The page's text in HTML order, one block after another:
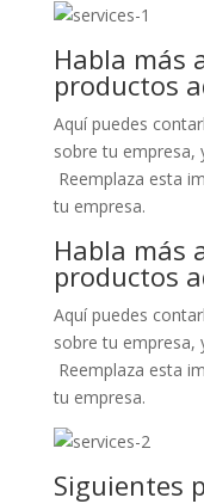
Habla más
productos
Aquí puedes
sobre tu empresa,
Reemplaza esta
tu empresa.
Habla más
productos
Aquí puedes
sobre tu empresa,
Reemplaza esta
tu empresa.
Siguientes